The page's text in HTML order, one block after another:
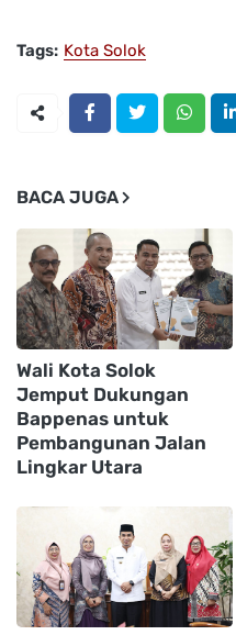
Tags: Kota Solok
BACA JUGA
Wali Kota Solok
Jemput Dukungan
Bappenas untuk
Pembangunan Jalan
Lingkar Utara